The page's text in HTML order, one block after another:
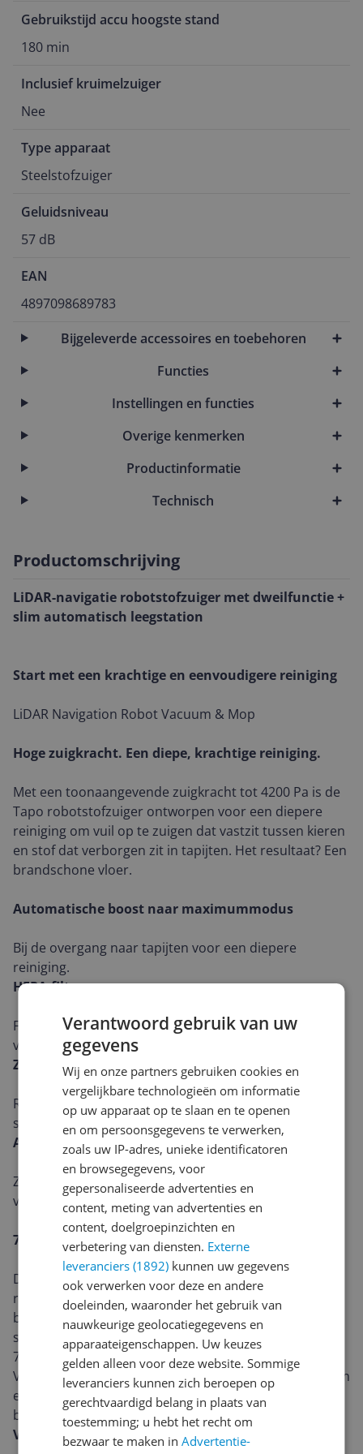
Gebruikstijd accu hoogste stand
180 min
Inclusief kruimelzuiger
Nee
Type apparaat
Steelstofzuiger
Geluidsniveau
57 dB
EAN
4897098689783
Bijgeleverde accessoires en toebehoren
Functies
Instellingen en functies
Overige kenmerken
Productinformatie
Technisch
Productomschrijving
LiDAR-navigatie robotstofzuiger met dweilfunctie +
slim automatisch leegstation
Start met een krachtige en eenvoudigere reiniging
LiDAR Navigation Robot Vacuum & Mop
Hoge zuigkracht. Een diepe, krachtige reiniging.
Met een toonaangevende zuigkracht tot 4200 Pa is de
Tapo robotstofzuiger ontworpen voor een diepere
reiniging om vuil op te zuigen dat vastzit tussen kieren
en stof dat verborgen zit in tapijten. Het resultaat? Een
brandschone vloer.
Automatische boost naar maximummodus
Bij de overgang naar tapijten voor een diepere
reiniging.
HEPA-filter
Filtert tot wel 99,9% van de allergenen tot een omvang
van 0,3 micron.4
Zwevende zuigmond
Reinigt vlak boven de vloer om ook het stof tussen
spleten op te kunnen zuigen.
Afneembare
Zo kun je eenvoudig vastzittende haren uit de borstel
verwijderen.
70 dagen zonder de stofbak te legen
De RV30 Plus leegt de stofbak automatisch na de
reiniging zodat jij er geen omkijken naar hebt. Hij
beschikt namelijk over een extra grote verzegelde
stofzak met een inhoud van 4 liter. Als de zak na circa
70 dagen vol is, kun je hem gewoon weggooien.
Verwissel de zak in enkele seconden nadat het systeem
een melding stuurt dat de zak vol is. De allergenen
blijven al die tijd in de afgesloten zak.1
Verzegelde stofzak van 4 l
Verantwoord gebruik van uw
gegevens
Wij en onze partners gebruiken cookies en
vergelijkbare technologieën om informatie
op uw apparaat op te slaan en te openen
en om persoonsgegevens te verwerken,
zoals uw IP-adres, unieke identificatoren
en browsegegevens, voor
gepersonaliseerde advertenties en
content, meting van advertenties en
content, doelgroepinzichten en
verbetering van diensten. Externe
leveranciers (1892) kunnen uw gegevens
ook verwerken voor deze en andere
doeleinden, waaronder het gebruik van
nauwkeurige geolocatiegegevens en
apparaateigenschappen. Uw keuzes
gelden alleen voor deze website. Sommige
leveranciers kunnen zich beroepen op
gerechtvaardigd belang in plaats van
toestemming; u hebt het recht om
bezwaar te maken inAdvertentie-